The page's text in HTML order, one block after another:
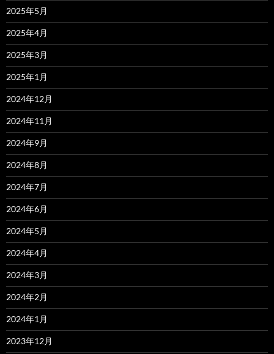
2025年5月
2025年4月
2025年3月
2025年1月
2024年12月
2024年11月
2024年9月
2024年8月
2024年7月
2024年6月
2024年5月
2024年4月
2024年3月
2024年2月
2024年1月
2023年12月